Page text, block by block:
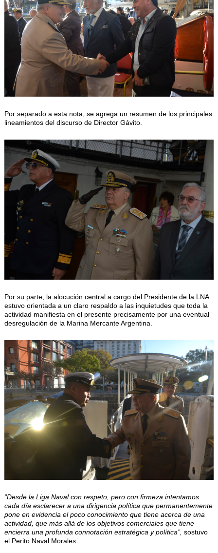
Por separado a esta nota, se agrega un resumen de los principales
lineamientos del discurso de Director Gávito.
Por su parte, la alocución central a cargo del Presidente de la LNA
estuvo orientada a un claro respaldo a las inquietudes que toda la
actividad manifiesta en el presente precisamente por una eventual
desregulación de la Marina Mercante Argentina.
“Desde la Liga Naval con respeto, pero con firmeza intentamos
cada día esclarecer a una dirigencia política que permanentemente
pone en evidencia el poco conocimiento que tiene acerca de una
actividad, que más allá de los objetivos comerciales que tiene
encierra una profunda connotación estratégica y política”, sostuvo
el Perito Naval Morales.